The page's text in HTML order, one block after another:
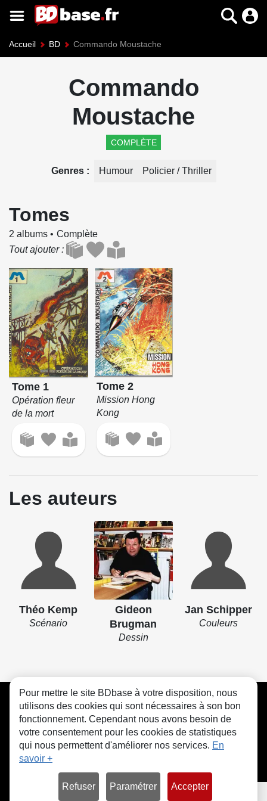
Accueil BD Commando Moustache
Commando
Moustache
COMPLÈTE
Genres Humour Policier / Thriller
Tomes
2 albums
Complète
Tout ajouter
Tome 1
Opération fleur
de la mort
Tome 2
Mission Hong
Kong
Les auteurs
Théo Kemp
Scénario
Gideon
Brugman
Dessin
Jan Schipper
Couleurs
CGU FAQ Contact Cookies
Pour mettre le site BDbase à votre disposition, nous
utilisons des cookies qui sont nécessaires à son bon
fonctionnement. Cependant nous avons besoin de
votre consentement pour les cookies de statistiques
qui nous permettent d'améliorer nos services. En
savoir +
Refuser Paramétrer Accepter